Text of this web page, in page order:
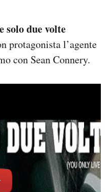
solo due volte
protagonista l’agente
con Sean Connery.